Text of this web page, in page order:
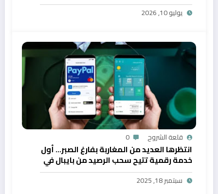
يوليو 10, 2026
قلعة الشروح 0
انتظرها العديد من المغاربة بفارغ الصبر… أول
خدمة رقمية تتيح سحب الرصيد من بايبال في
المغرب
سبتمبر 18, 2025